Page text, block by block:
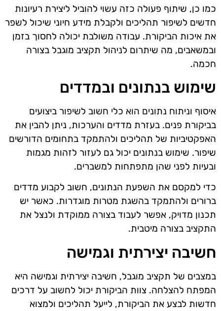
כמו כן, שיתוף פעולה כזה עשוי להוביל ליצירת רעיונות
חדשים לשיפור תהליכים ולקבלת מידע חיוני שיכול לשפר
את איכות הביקורת. עבודה משולבת יכולה לחסוך בזמן
ובמשאבים, מה שיתרום לניהול תקציב מוגבל בצורה
חכמה.
שימוש בנתונים ובמדדים
איסוף וניתוח נתונים הוא כלי חשוב לשיפור ביצועים
בביקורת פנים. בעזרת מדדים והערכות, ניתן להבין את
האפקטיביות של תהליכים ולהתמקד בתחומים הדורשים
שיפור. שימוש בנתונים יכול גם לעזור לזהות מגמות
ובעיות לפני שהן מתפתחות למשברים.
כדי למקסם את השפעת הנתונים, חשוב לקבוע מדדים
ברורים ולהתמקד בהשגת מטרות מוגדרות. כאשר יש
תכנון מדויק, אפשר לעבוד בצורה ממוקדת ולנצל את
התקציב בצורה מיטבית.
חשיבה יצירתית וגמישה
במצבים של תקציב מוגבל, חשיבה יצירתית וגמישה היא
המפתח להצלחה. צוות הביקורת יכול לחשוב על דרכים
חדשות לבצע את הביקורת, לייעל תהליכים ולמצוא